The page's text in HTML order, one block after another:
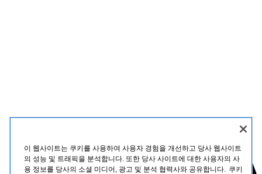
이 웹사이트는 쿠키를 사용하여 사용자 경험을 개선하고 당사 웹사이트
의 성능 및 트래픽을 분석합니다. 또한 당사 사이트에 대한 사용자의 사
용 정보를 당사의 소셜 미디어, 광고 및 분석 협력사와 공유합니다. 쿠키